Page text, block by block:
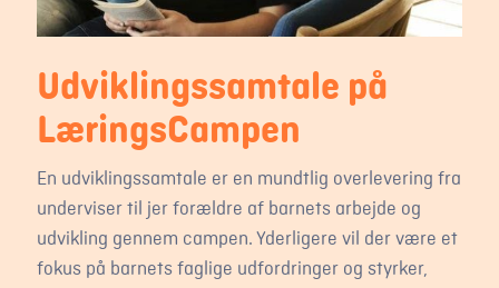
Udviklingssamtale på
LæringsCampen
En udviklingssamtale er en mundtlig overlevering fra
underviser til jer forældre af barnets arbejde og
udvikling gennem campen. Yderligere vil der være et
fokus på barnets faglige udfordringer og styrker,